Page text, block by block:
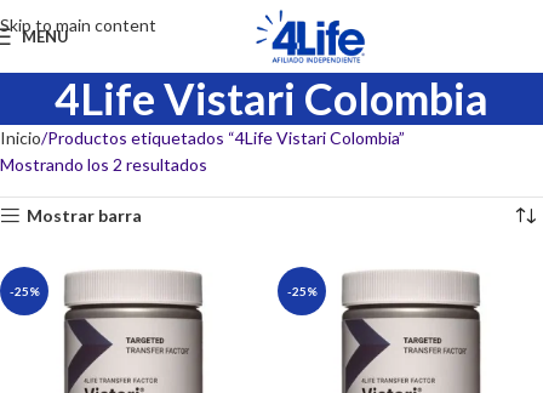
Skip to main content
MENU
4Life Vistari Colombia
Inicio Productos etiquetados “4Life Vistari Colombia”
Mostrando los 2 resultados
Mostrar barra
-25% -25%